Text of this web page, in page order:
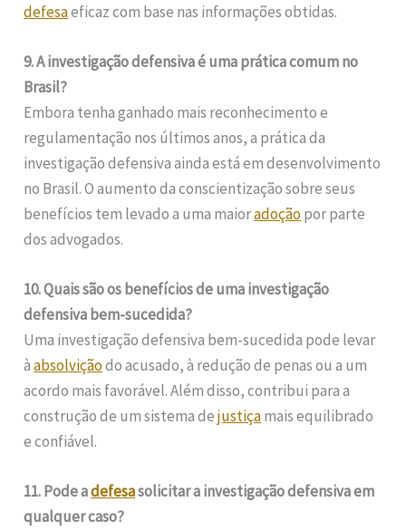
defesaeficaz com base nas informações obtidas.
9. A investigação defensiva é uma prática comum no
Brasil?
Embora tenha ganhado mais reconhecimento e
regulamentação nos últimos anos, a prática da
investigação defensiva ainda está em desenvolvimento
no Brasil. O aumento da conscientização sobre seus
benefícios tem levado a uma maioradoçãopor parte
dos advogados.
10. Quais são os benefícios de uma investigação
defensiva bem-sucedida?
Uma investigação defensiva bem-sucedida pode levar
àabsolviçãodo acusado, à redução de penas ou a um
acordo mais favorável. Além disso, contribui para a
construção de um sistema dejustiçamais equilibrado
e confiável.
11. Pode adefesasolicitar a investigação defensiva em
qualquer caso?